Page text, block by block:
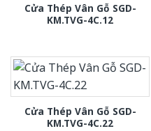
Cửa Thép Vân Gỗ SGD-
KM.TVG-4C.12
Cửa Thép Vân Gỗ SGD-
KM.TVG-4C.22